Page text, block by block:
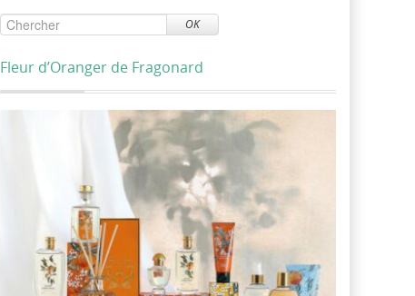
OK
Fleur d’Oranger de Fragonard